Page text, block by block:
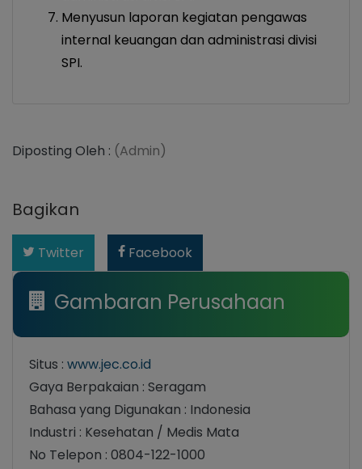
Menyusun laporan kegiatan pengawas
internal keuangan dan administrasi divisi
SPI.
Diposting Oleh : (Admin)
Bagikan
Twitter Facebook
Gambaran Perusahaan
Situs : www.jec.co.id
Gaya Berpakaian : Seragam
Bahasa yang Digunakan : Indonesia
Industri : Kesehatan / Medis Mata
No Telepon : 0804-122-1000